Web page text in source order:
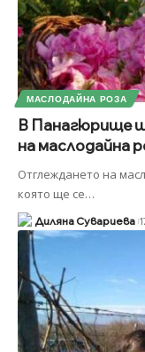
МАСЛОДАЙНА РОЗА
В Панагюрище
на маслодайна
Отглеждането на
която ще се…
Диляна Сувариева